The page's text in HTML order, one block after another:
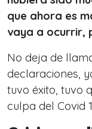
que ahora es
vaya a ocurrir,
No deja de
declaraciones,
tuvo éxito, tuvo
culpa del Covid